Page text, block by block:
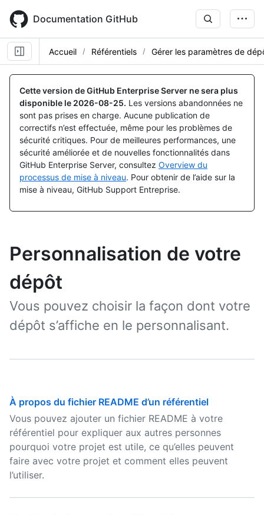
main
content
Documentation GitHub
Accueil Référentiels Gérer les paramètres de
Cette version de GitHub Enterprise Server ne sera plus
disponible le 2026-08-25. Les versions abandonnées ne
sont pas prises en charge. Aucune publication de
correctifs n’est effectuée, même pour les problèmes de
sécurité critiques. Pour de meilleures performances, une
sécurité améliorée et de nouvelles fonctionnalités dans
GitHub Enterprise Server, consultez Overview du
processus de mise à niveau. Pour obtenir de l’aide sur la
mise à niveau, GitHub Support Entreprise.
Personnalisation de votre
dépôt
Vous pouvez choisir la façon dont votre
dépôt s’affiche en le personnalisant.
À propos du fichier README d’un référentiel
Vous pouvez ajouter un fichier README à votre
référentiel pour expliquer aux autres personnes
pourquoi votre projet est utile, ce qu’elles peuvent
faire avec votre projet et comment elles peuvent
l’utiliser.